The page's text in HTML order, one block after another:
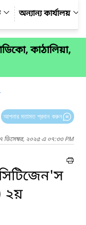
অন্যান্য কার্যালয়
কাঠালিয়া,
আপনার মতামত প্রদান করুন
ডিসেম্বর, ২০২৫ এ ০৭:৩৩ PM
২য়